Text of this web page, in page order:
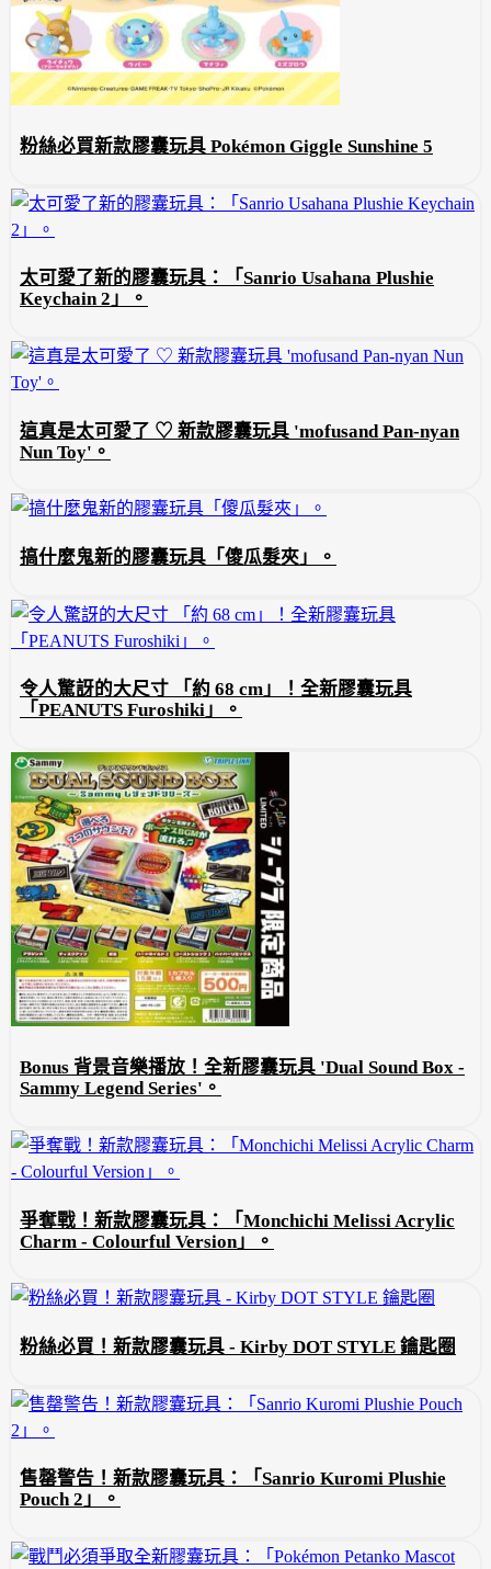
粉絲必買新款膠囊玩具 Pokémon Giggle Sunshine 5
太可愛了新的膠囊玩具：「Sanrio Usahana Plushie
Keychain 2」。
這真是太可愛了 ♡ 新款膠囊玩具 'mofusand Pan-nyan
Nun Toy'。
搞什麼鬼新的膠囊玩具「傻瓜髮夾」。
令人驚訝的大尺寸 「約 68 cm」！全新膠囊玩具
「PEANUTS Furoshiki」。
Bonus 背景音樂播放！全新膠囊玩具 'Dual Sound Box -
Sammy Legend Series'。
爭奪戰！新款膠囊玩具：「Monchichi Melissi Acrylic
Charm - Colourful Version」。
粉絲必買！新款膠囊玩具 - Kirby DOT STYLE 鑰匙圈
售罄警告！新款膠囊玩具：「Sanrio Kuromi Plushie
Pouch 2」。